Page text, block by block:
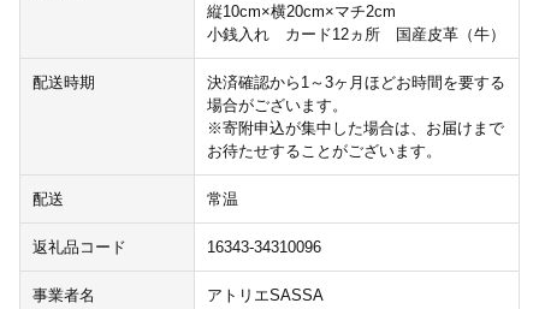
縦10cm×横20cm×マチ2cm
小銭入れ カード12ヵ所 国産皮革（牛）
配送時期
決済確認から1～3ヶ月ほどお時間を要する
場合がございます。
※寄附申込が集中した場合は、お届けまで
お待たせすることがございます。
配送 常温
返礼品コード 16343-34310096
事業者名 アトリエSASSA